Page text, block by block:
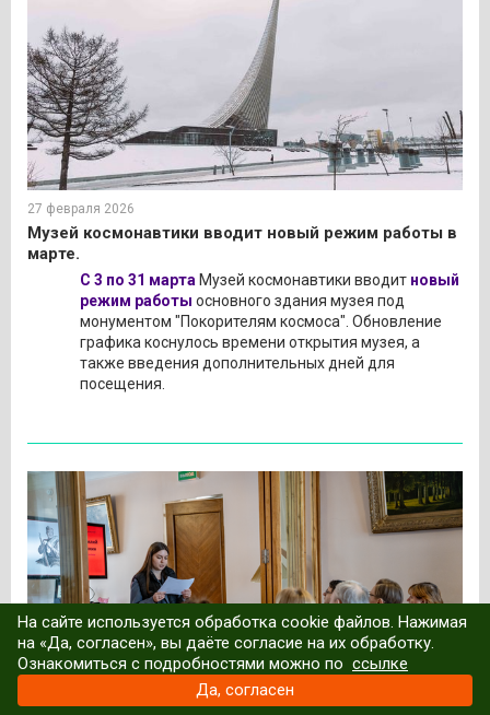
На сайте используется обработка cookie файлов. Нажимая
на «Да, согласен», вы даёте согласие на их обработку.
Ознакомиться с подробностями можно по ссылке
Да, согласен
27 февраля 2026
Музей космонавтики вводит новый режим работы в
марте.
С 3 по 31 марта Музей космонавтики вводит новый
режим работы основного здания музея под
монументом "Покорителям космоса". Обновление
графика коснулось времени открытия музея, а
также введения дополнительных дней для
посещения.